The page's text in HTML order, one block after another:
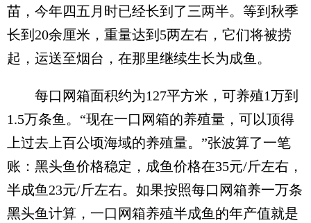
苗，今年四五月时已经长到了三两半。等到秋季
长到20余厘米，重量达到5两左右，它们将被捞
起，运送至烟台，在那里继续生长为成鱼。
每口网箱面积约为127平方米，可养殖1万到
1.5万条鱼。“现在一口网箱的养殖量，可以顶得
上过去上百公顷海域的养殖量。”张波算了一笔
账：黑头鱼价格稳定，成鱼价格在35元/斤左右，
半成鱼23元/斤左右。如果按照每口网箱养一万条
黑头鱼计算，一口网箱养殖半成鱼的年产值就是